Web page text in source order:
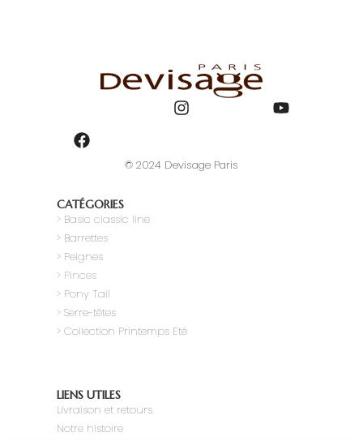
© 2024 Devisage Paris
CATÉGORIES
> Basic classic line
> Barrettes
> Peignes
> Pinces
> Pony Tail
> Serre-têtes
> Collection Printemps Eté
LIENS UTILES
Livraison et retours
Notre histoire